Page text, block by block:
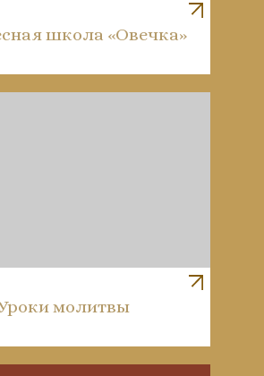
молитвы
школа «Овечка»